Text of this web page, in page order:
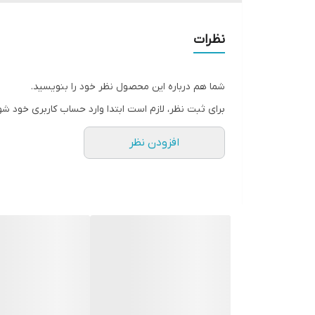
نظرات
شما هم درباره این محصول نظر خود را بنویسید.
برای ثبت نظر، لازم است ابتدا وارد حساب کاربری خود
افزودن نظر